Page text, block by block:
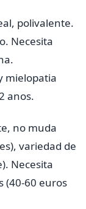
polivalente.
Necesita
mielopatia
anos.
no muda
variedad de
Necesita
(40-60 euros